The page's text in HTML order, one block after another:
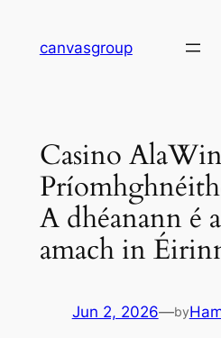
canvasgroup
Casino
A dhéanann é
amach in
Jun 2, 2026—by